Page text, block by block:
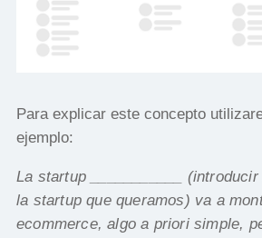
Para explicar este concepto
ejemplo:
La startup ___________
la startup que queramos) va a
ecommerce, algo a priori simple,